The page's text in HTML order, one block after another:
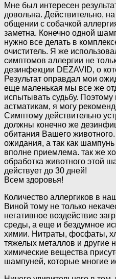
Мне был интересен
довольна. Действительно,
общении с собачкой
заметна. Конечно одной
нужно все делать в
очиститель. Я же
симптомов аллергии не
дезинфекции DEZAVID, о
Результат оправдал мои
еще маленькая мы все же
испытывать судьбу.
астматикам, я могу
Симптому действительно
должны конечно же
обитания Вашего
ожидания, а так как
вполне приемлема. так же
обработка животного этой
действует до 30 дней!
Всем здоровья!
Количество аллергиков в
Виной тому не только
негативное воздействие
среды, а еще и бездумное
химии. Нитраты, фосфаты,
тяжелых металлов и другие
химические вещества
шампуней, которые многие